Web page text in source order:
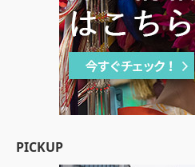
PICKUP